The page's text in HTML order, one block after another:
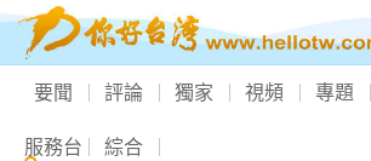
要聞 評論 獨家 視頻 專題
服務台 綜合